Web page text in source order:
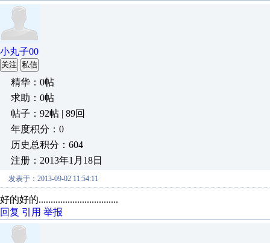
小丸子00
关注 私信
精华：0帖
求助：0帖
帖子：92帖 | 89回
年度积分：0
历史总积分：604
注册：2013年1月18日
发表于：2013-09-02 11:54:11
好的好的.................................
回复 引用 举报